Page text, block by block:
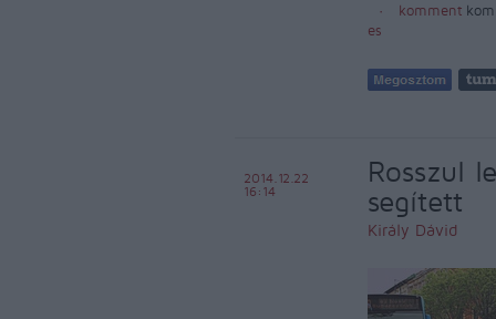
komment
es
Rosszul
segített
Király Dávid
2014.12.22
16:14